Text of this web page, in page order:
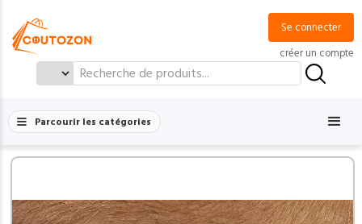
Search
Se connecter
créer un compte
Parcourir les catégories